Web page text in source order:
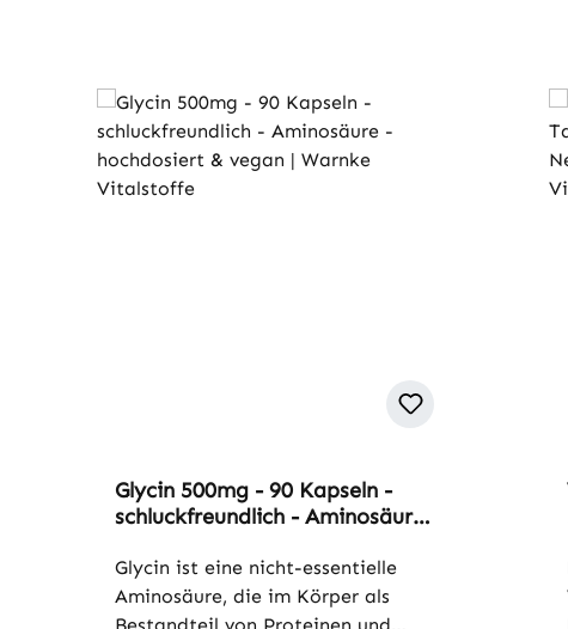
Glycin 500mg - 90 Kapseln -
schluckfreundlich - Aminosäure
Vitalstoffe
Glycin ist eine nicht-essentielle
Aminosäure, die im Körper als